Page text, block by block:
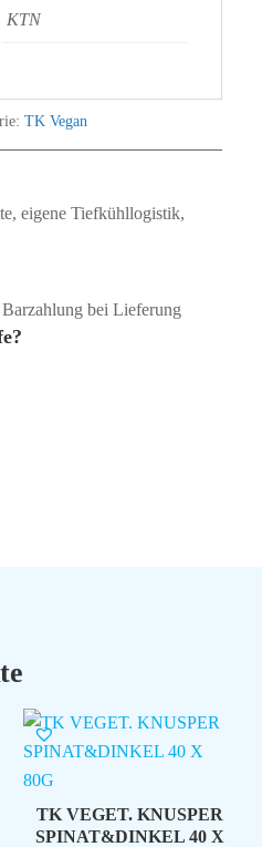
KTN
TK Vegan
eigene Tiefkühllogistik,
bei Lieferung
TK VEGET. KNUSPER
SPINAT&DINKEL 40 X